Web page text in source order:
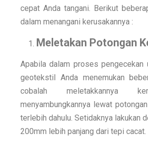
cepat Anda tangani. Berikut
dalam menangani kerusakannya :
Meletakan Potongan
Apabila dalam proses pengecekan
geotekstil Anda menemukan
cobalah meletakkannya
menyambungkannya lewat
terlebih dahulu. Setidaknya lakukan
200mm lebih panjang dari tepi cacat.